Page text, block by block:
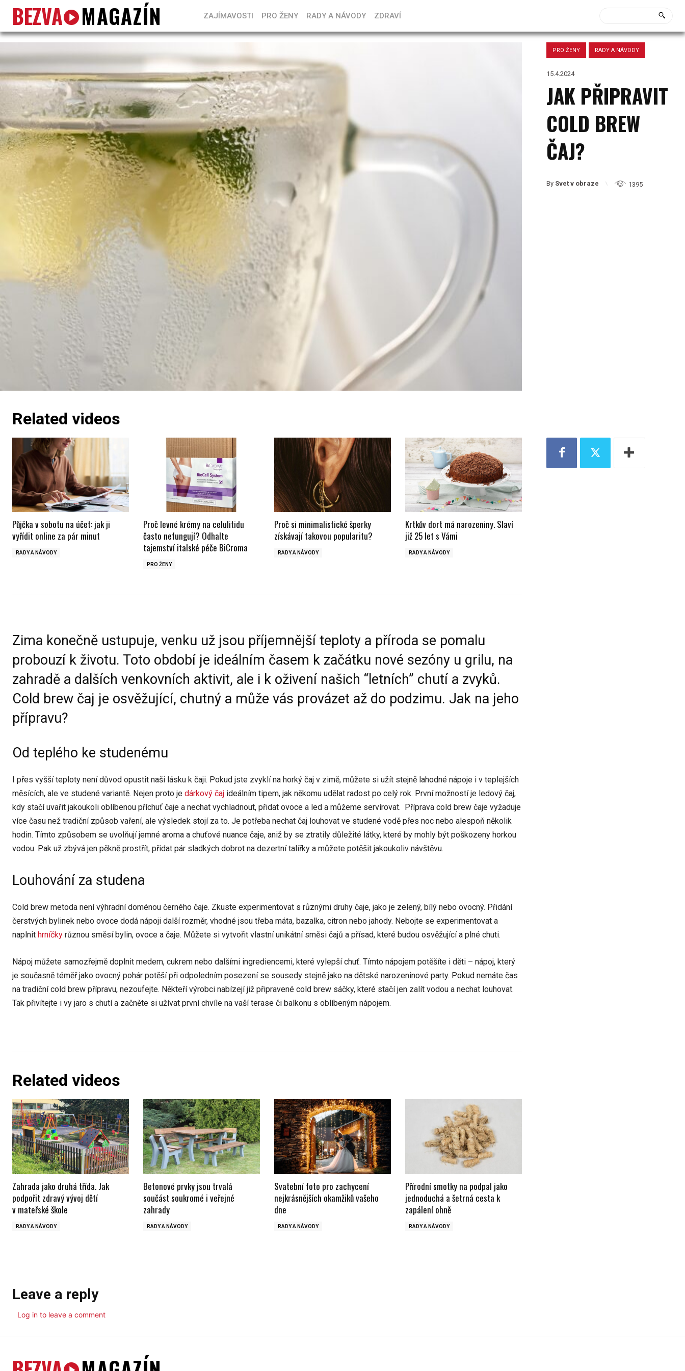
BEZVA MAGAZÍN ZAJÍMAVOSTI PRO ŽENY RADY A NÁVODY ZDRAVÍ
PRO ŽENY RADY A NÁVODY
15.4.2024
JAK PŘIPRAVIT
COLD BREW
ČAJ?
By Svet v obraze 1395
Related videos
Půjčka v sobotu na účet: jak ji
vyřídit online za pár minut
RADY A NÁVODY
Proč levné krémy na celulitidu
často nefungují? Odhalte
tajemství italské péče BiCroma
PRO ŽENY
Proč si minimalistické šperky
získávají takovou popularitu?
RADY A NÁVODY
Krtkův dort má narozeniny. Slaví
již 25 let s Vámi
RADY A NÁVODY
Zima konečně ustupuje, venku už jsou příjemnější teploty a příroda se pomalu
probouzí k životu. Toto období je ideálním časem k začátku nové sezóny u grilu, na
zahradě a dalších venkovních aktivit, ale i k oživení našich “letních” chutí a zvyků.
Cold brew čaj je osvěžující, chutný a může vás provázet až do podzimu. Jak na jeho
přípravu?
Od teplého ke studenému
I přes vyšší teploty není důvod opustit naši lásku k čaji. Pokud jste zvyklí na horký čaj v zimě, můžete si užít stejně lahodné nápoje i v teplejších
měsících, ale ve studené variantě. Nejen proto je dárkový čaj ideálním tipem, jak někomu udělat radost po celý rok. První možností je ledový čaj,
kdy stačí uvařit jakoukoli oblíbenou příchuť čaje a nechat vychladnout, přidat ovoce a led a můžeme servírovat. Příprava cold brew čaje vyžaduje
více času než tradiční způsob vaření, ale výsledek stojí za to. Je potřeba nechat čaj louhovat ve studené vodě přes noc nebo alespoň několik
hodin. Tímto způsobem se uvolňují jemné aroma a chuťové nuance čaje, aniž by se ztratily důležité látky, které by mohly být poškozeny horkou
vodou. Pak už zbývá jen pěkně prostřít, přidat pár sladkých dobrot na dezertní talířky a můžete potěšit jakoukoliv návštěvu.
Louhování za studena
Cold brew metoda není výhradní doménou černého čaje. Zkuste experimentovat s různými druhy čaje, jako je zelený, bílý nebo ovocný. Přidání
čerstvých bylinek nebo ovoce dodá nápoji další rozměr, vhodné jsou třeba máta, bazalka, citron nebo jahody. Nebojte se experimentovat a
naplnit hrníčky různou směsí bylin, ovoce a čaje. Můžete si vytvořit vlastní unikátní směsi čajů a přísad, které budou osvěžující a plné chuti.
Nápoj můžete samozřejmě doplnit medem, cukrem nebo dalšími ingrediencemi, které vylepší chuť. Tímto nápojem potěšíte i děti – nápoj, který
je současně téměř jako ovocný pohár potěší při odpoledním posezení se sousedy stejně jako na dětské narozeninové party. Pokud nemáte čas
na tradiční cold brew přípravu, nezoufejte. Někteří výrobci nabízejí již připravené cold brew sáčky, které stačí jen zalít vodou a nechat louhovat.
Tak přivítejte i vy jaro s chutí a začněte si užívat první chvíle na vaší terase či balkonu s oblíbeným nápojem.
Related videos
Zahrada jako druhá třída. Jak
podpořit zdravý vývoj dětí
v mateřské škole
RADY A NÁVODY
Betonové prvky jsou trvalá
součást soukromé i veřejné
zahrady
RADY A NÁVODY
Svatební foto pro zachycení
nejkrásnějších okamžiků vašeho
dne
RADY A NÁVODY
Přírodní smotky na podpal jako
jednoduchá a šetrná cesta k
zapálení ohně
RADY A NÁVODY
Leave a reply
Log in to leave a comment